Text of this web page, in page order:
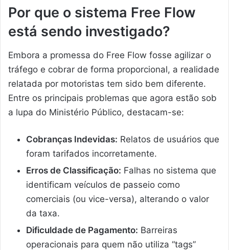
Por que o sistema Free Flow
está sendo investigado?
Embora a promessa do Free Flow fosse agilizar o
tráfego e cobrar de forma proporcional, a realidade
relatada por motoristas tem sido bem diferente.
Entre os principais problemas que agora estão sob
a lupa do Ministério Público, destacam-se:
Cobranças Indevidas: Relatos de usuários que
foram tarifados incorretamente.
Erros de Classificação: Falhas no sistema que
identificam veículos de passeio como
comerciais (ou vice-versa), alterando o valor
da taxa.
Dificuldade de Pagamento: Barreiras
operacionais para quem não utiliza “tags”